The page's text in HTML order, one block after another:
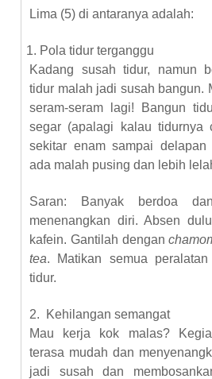
Lima (5) di antaranya adalah:
1. Pola tidur terganggu
Kadang susah tidur, namun
tidur malah jadi susah bangun.
seram-seram lagi! Bangun
segar (apalagi kalau tidurnya
sekitar enam sampai delapan
ada malah pusing dan lebih
Saran: Banyak berdoa
menenangkan diri. Absen
kafein. Gantilah dengan
tea. Matikan semua
tidur.
2.
Kehilangan semangat
Mau kerja kok malas?
terasa mudah dan
jadi susah dan